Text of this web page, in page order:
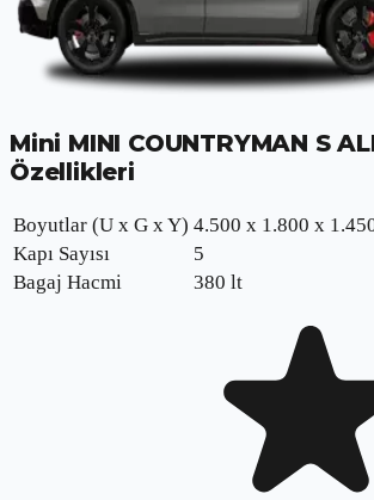
Mini MINI COUNTRYMAN S
Özellikleri
Boyutlar (U x G x Y) 4.500 x 1.800 x
Kapı Sayısı
5
Bagaj Hacmi
380 lt